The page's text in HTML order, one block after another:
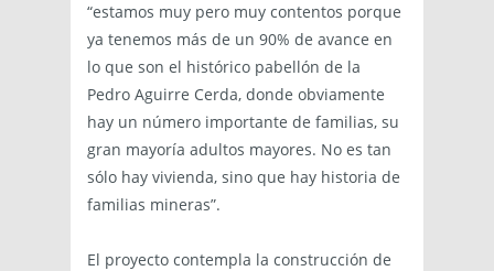
“estamos muy pero muy contentos porque
ya tenemos más de un 90% de avance en
lo que son el histórico pabellón de la
Pedro Aguirre Cerda, donde obviamente
hay un número importante de familias, su
gran mayoría adultos mayores. No es tan
sólo hay vivienda, sino que hay historia de
familias mineras”.
El proyecto contempla la construcción de